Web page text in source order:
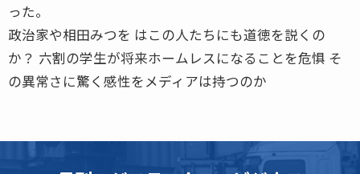
った。
政治家や相田みつを はこの人たちにも道徳を説くの
か？ 六割の学生が将来ホームレスになることを危惧 そ
の異常さに驚く感性をメディアは持つのか